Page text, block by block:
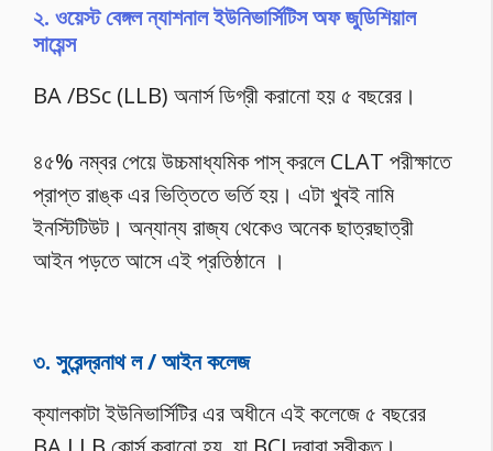
২. ওয়েস্ট বেঙ্গল ন্যাশনাল ইউনিভার্সিটিস অফ জুডিশিয়াল
সায়েন্স
BA /BSc (LLB) অনার্স ডিগ্রী করানো হয় ৫ বছরের।
৪৫% নম্বর পেয়ে উচ্চমাধ্যমিক পাস্ করলে CLAT পরীক্ষাতে
প্রাপ্ত রাঙ্ক এর ভিত্তিতে ভর্তি হয়। এটা খুবই নামি
ইনস্টিটিউট। অন্যান্য রাজ্য থেকেও অনেক ছাত্রছাত্রী
আইন পড়তে আসে এই প্রতিষ্ঠানে ।
৩. সুরেন্দ্রনাথ ল / আইন কলেজ
ক্যালকাটা ইউনিভার্সিটির এর অধীনে এই কলেজে ৫ বছরের